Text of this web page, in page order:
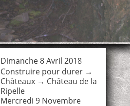
Dimanche 8 Avril 2018
Construire pour durer→
Châteaux→ Château de la
Ripelle
Mercredi 9 Novembre